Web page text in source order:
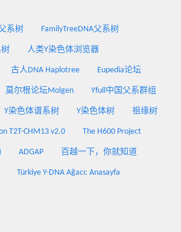
系树 FamilyTreeDNA父系树
树 人类Y染色体浏览器
古人DNA Haplotree Eupedia论坛
莫尔根论坛Molgen Yfull中国父系群组
Y染色体谱系树 Y染色体树 祖缘树
T2T-CHM13 v2.0 The H600 Project
ADGAP 百越一下，你就知道
Türkiye Y-DNA Ağacı: Anasayfa